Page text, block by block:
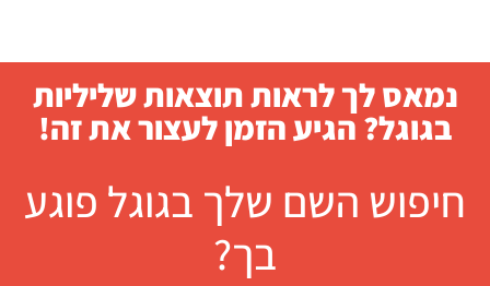
נמאס לך לראות תוצאות שליליות
בגוגל? הגיע הזמן לעצור את זה!
חיפוש השם שלך בגוגל פוגע
בך?